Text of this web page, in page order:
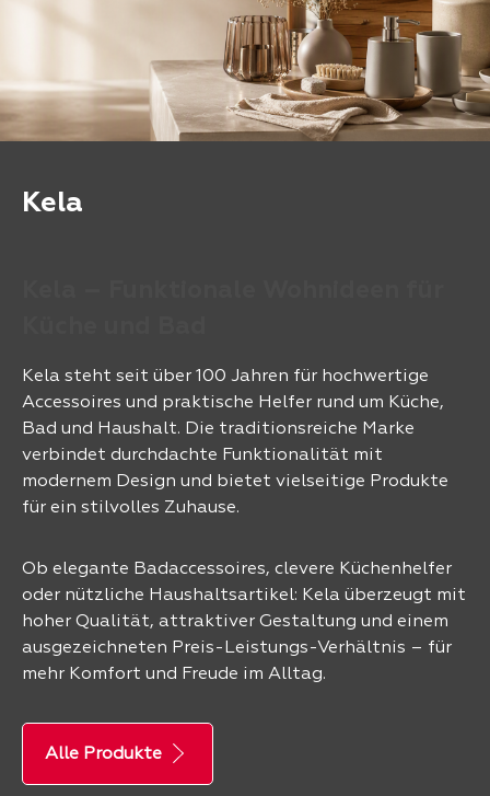
Kela
Kela steht seit über 100 Jahren für hochwertige
Accessoires und praktische Helfer rund um Küche,
Bad und Haushalt. Die traditionsreiche Marke
verbindet durchdachte Funktionalität mit
modernem Design und bietet vielseitige Produkte
für ein stilvolles Zuhause.
Ob elegante Badaccessoires, clevere Küchenhelfer
oder nützliche Haushaltsartikel: Kela überzeugt mit
hoher Qualität, attraktiver Gestaltung und einem
ausgezeichneten Preis-Leistungs-Verhältnis – für
mehr Komfort und Freude im Alltag.
Alle Produkte